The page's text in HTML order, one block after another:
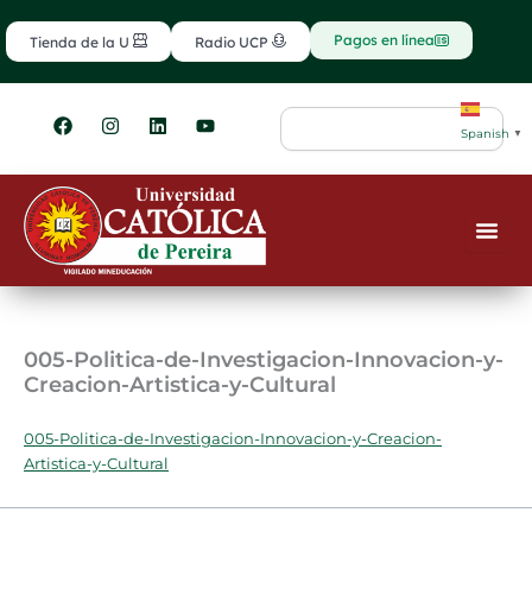
al
contenido
Tienda de la U Radio UCP Pagos en línea
F
a
e
b
o
o
k
I
n
t
g
r
m
L
i
k
e
d
i
n
Y
o
t
u
b
e
Search
Spanish ▼
005-Politica-de-Investigacion-Innovacion-y-
Creacion-Artistica-y-Cultural
005-Politica-de-Investigacion-Innovacion-y-Creacion-
Artistica-y-Cultural